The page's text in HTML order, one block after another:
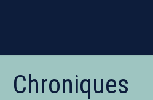
Chroniques